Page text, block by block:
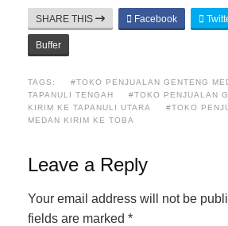
SHARE THIS Facebook
Buffer
TAGS:
#TOKO PENJUALAN GENTENG
TAPANULI TENGAH
#TOKO PENJUALAN
KIRIM KE TAPANULI UTARA
#TOKO
MEDAN KIRIM KE TOBA
Leave a Reply
Your email address will not be
fields are marked *